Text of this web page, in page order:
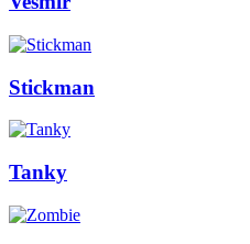
Stickman
Tanky